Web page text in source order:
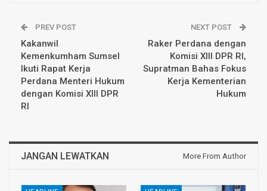
PREV POST
Kakanwil
Kemenkumham Sumsel
Ikuti Rapat Kerja
Perdana Menteri Hukum
dengan Komisi XIII DPR
RI
NEXT POST
Raker Perdana dengan
Komisi XIII DPR RI,
Supratman Bahas Fokus
Kerja Kementerian
Hukum
JANGAN LEWATKAN More From Author